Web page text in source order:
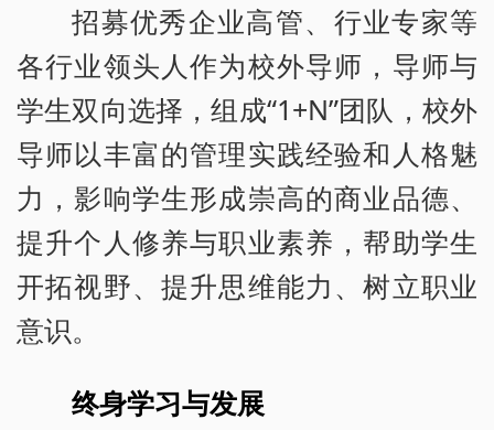
招募优秀企业高管、行业专家等
各行业领头人作为校外导师，导师与
学生双向选择，组成“1+N”团队，校外
导师以丰富的管理实践经验和人格魅
力，影响学生形成崇高的商业品德、
提升个人修养与职业素养，帮助学生
开拓视野、提升思维能力、树立职业
意识。
终身学习与发展